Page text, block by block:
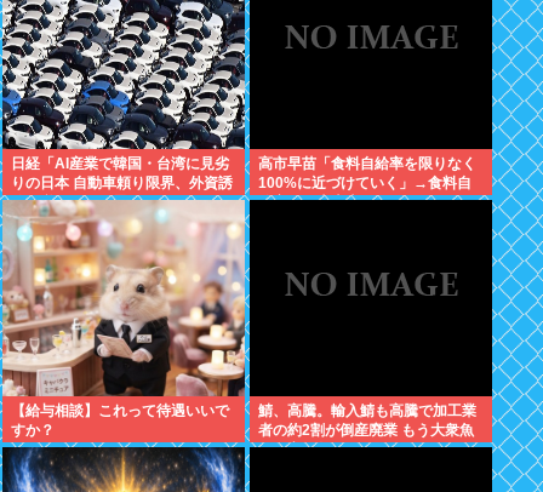
日経「AI産業で韓国・台湾に見劣
りの日本 自動車頼り限界、外資誘
致が必要」どう思う？
高市早苗「食料自給率を限りなく
100%に近づけていく」→食料自
給率が日本史上最低になってしま
【給与相談】これって待遇いいで
すか？
鯖、高騰。輸入鯖も高騰で加工業
者の約2割が倒産廃業 もう大衆魚
から高級魚へ…